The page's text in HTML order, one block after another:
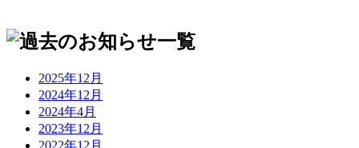
2025年12月
2024年12月
2024年4月
2023年12月
2022年12月